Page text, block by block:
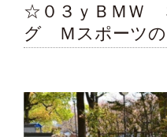
☆０３ｙＢＭＷ
グ Ｍスポーツ